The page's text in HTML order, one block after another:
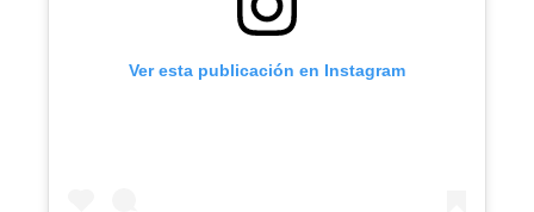
Ver esta publicación en Instagram